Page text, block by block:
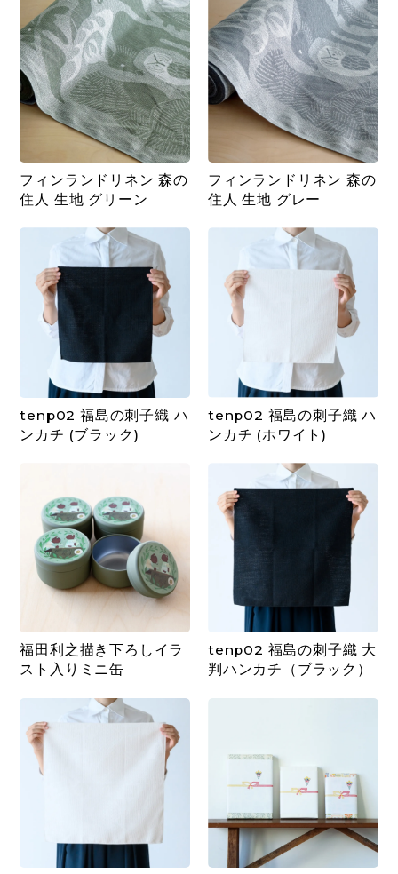
フィンランドリネン 森の
住人 生地 グリーン
フィンランドリネン 森の
住人 生地 グレー
tenp02 福島の刺子織 ハ
ンカチ (ブラック)
tenp02 福島の刺子織 ハ
ンカチ (ホワイト)
福田利之描き下ろしイラ
スト入りミニ缶
tenp02 福島の刺子織 大
判ハンカチ（ブラック）